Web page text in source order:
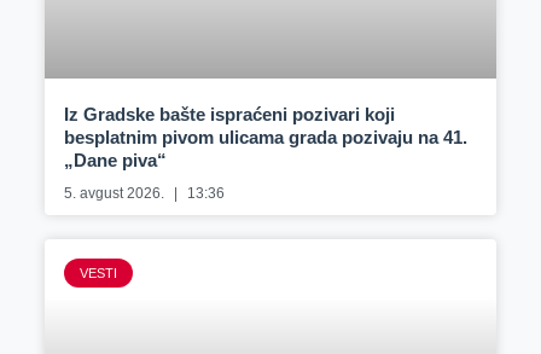
Iz Gradske bašte ispraćeni pozivari koji
besplatnim pivom ulicama grada pozivaju na 41.
„Dane piva“
5. avgust 2026. 13:36
VESTI